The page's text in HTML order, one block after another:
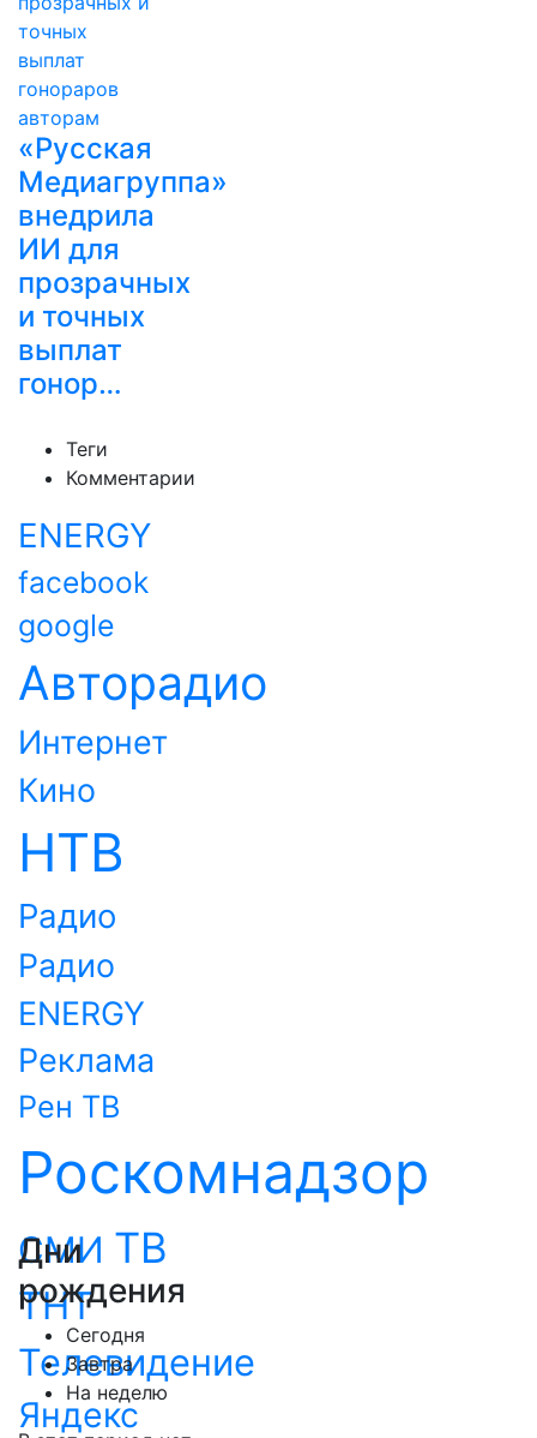
«Русская
Медиагруппа»
внедрила
ИИ для
прозрачных
и точных
выплат
гонор…
Теги
Комментарии
ENERGY
facebook
google
Авторадио
Интернет
Кино
НТВ
Радио
Радио
ENERGY
Реклама
Рен ТВ
Роскомнадзор
СМИ ТВ
ТНТ
Телевидение
Яндекс
Дни
рождения
Сегодня
Завтра
На неделю